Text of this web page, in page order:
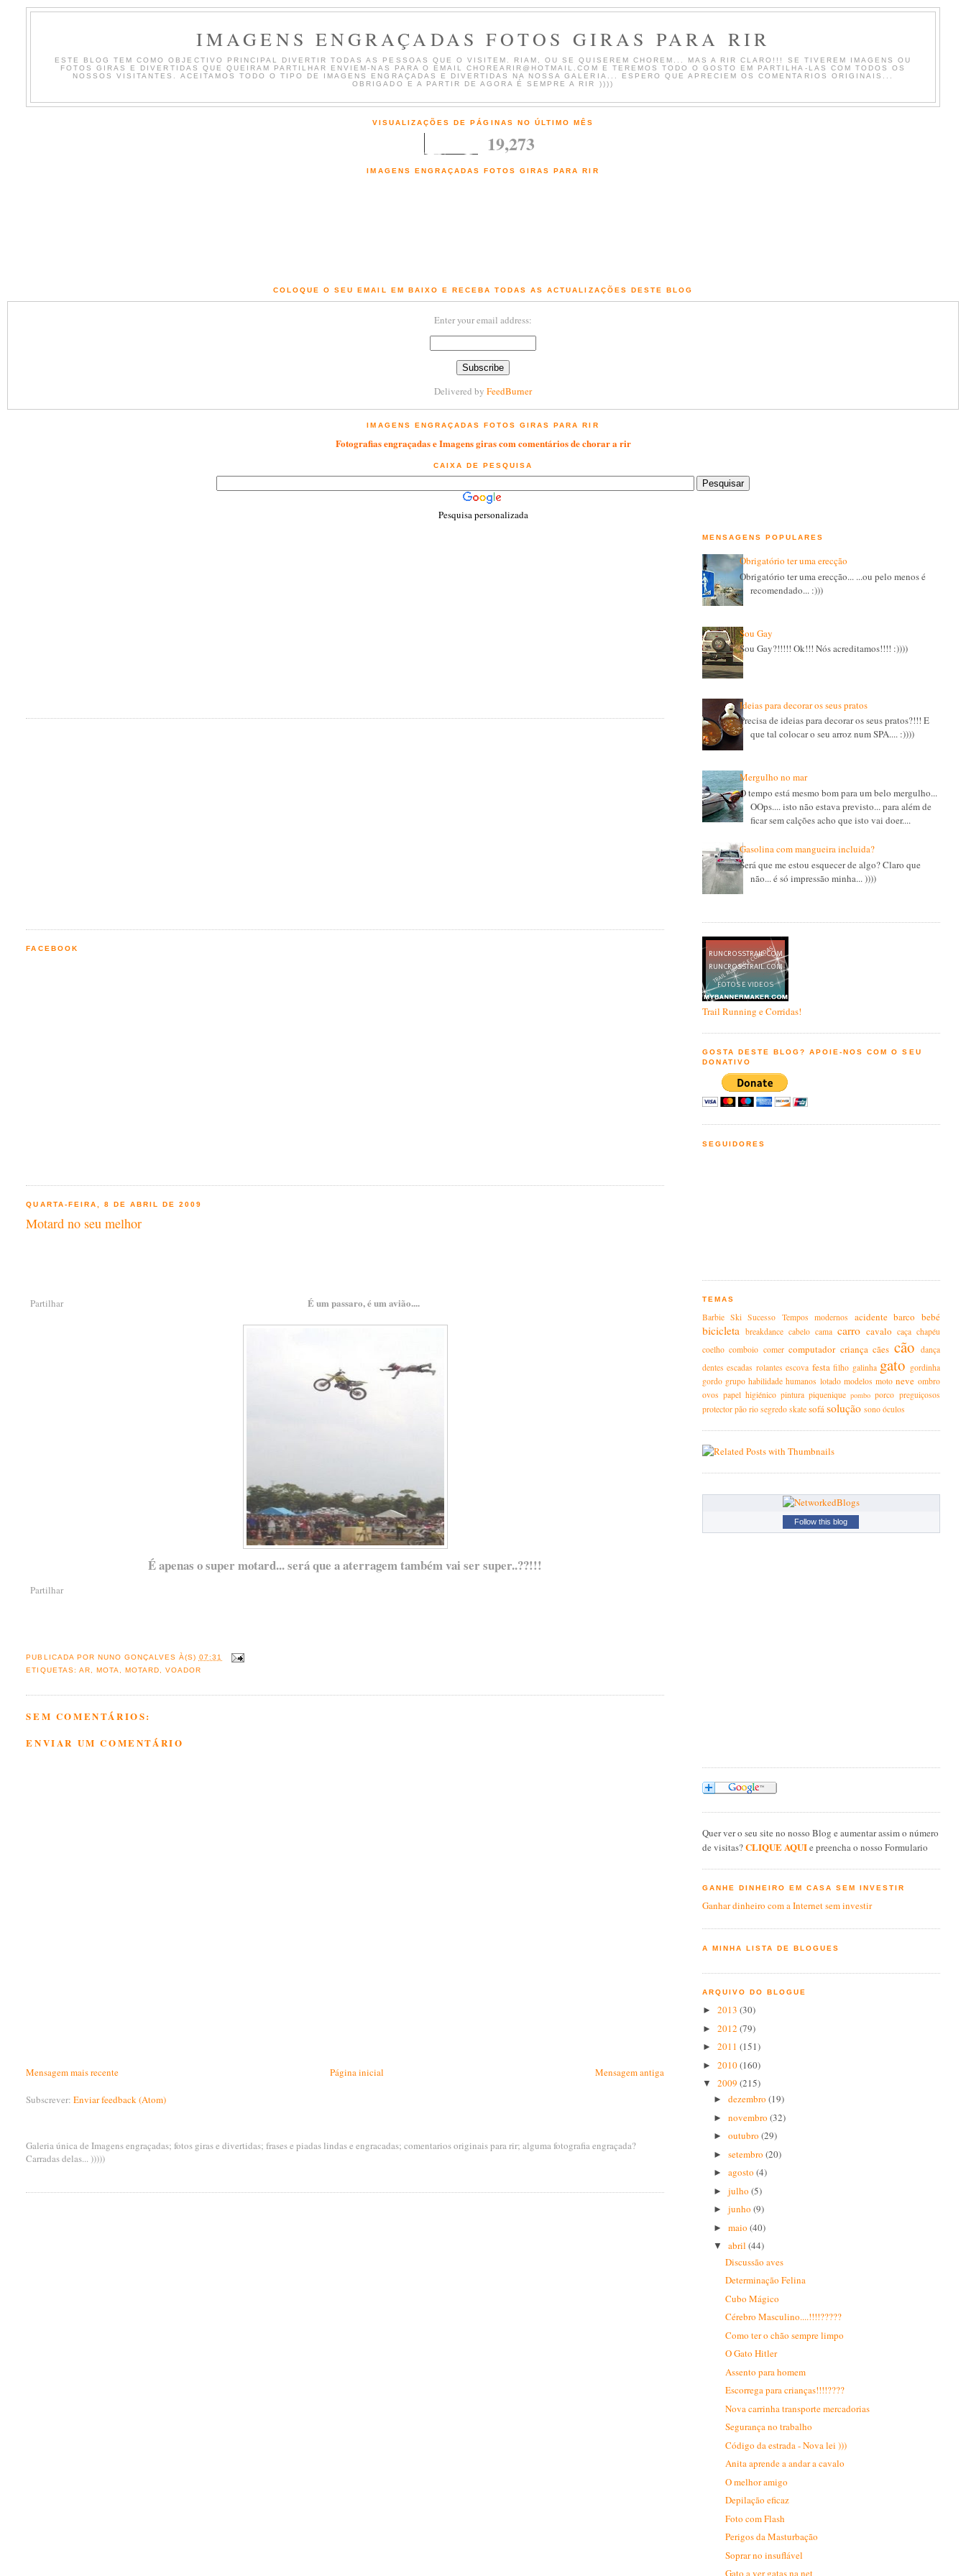
IMAGENS ENGRAÇADAS FOTOS GIRAS PARA RIR
ESTE BLOG TEM COMO OBJECTIVO PRINCIPAL DIVERTIR TODAS AS PESSOAS QUE O VISITEM. RIAM, OU SE QUISEREM CHOREM... MAS A RIR CLARO!!! SE TIVEREM IMAGENS OU
FOTOS GIRAS E DIVERTIDAS QUE QUEIRAM PARTILHAR ENVIEM-NAS PARA O EMAIL CHOREARIR@HOTMAIL.COM E TEREMOS TODO O GOSTO EM PARTILHA-LAS COM TODOS OS
NOSSOS VISITANTES. ACEITAMOS TODO O TIPO DE IMAGENS ENGRAÇADAS E DIVERTIDAS NA NOSSA GALERIA... ESPERO QUE APRECIEM OS COMENTARIOS ORIGINAIS...
OBRIGADO E A PARTIR DE AGORA É SEMPRE A RIR ))))
VISUALIZAÇÕES DE PÁGINAS NO ÚLTIMO MÊS
19,273
IMAGENS ENGRAÇADAS FOTOS GIRAS PARA RIR
COLOQUE O SEU EMAIL EM BAIXO E RECEBA TODAS AS ACTUALIZAÇÕES DESTE BLOG
Enter your email address:
Delivered by FeedBurner
IMAGENS ENGRAÇADAS FOTOS GIRAS PARA RIR
Fotografias engraçadas e Imagens giras com comentários de chorar a rir
CAIXA DE PESQUISA
Pesquisa personalizada
FACEBOOK
QUARTA-FEIRA, 8 DE ABRIL DE 2009
Motard no seu melhor
Partilhar É um passaro, é um avião....
É apenas o super motard... será que a aterragem também vai ser super..??!!!
Partilhar
PUBLICADA POR NUNO GONÇALVES À(S) 07:31
ETIQUETAS: AR, MOTA, MOTARD, VOADOR
SEM COMENTÁRIOS:
ENVIAR UM COMENTÁRIO
Mensagem mais recente Mensagem antiga
Página inicial
Subscrever:Enviar feedback (Atom)
Galeria única de Imagens engraçadas; fotos giras e divertidas; frases e piadas lindas e engracadas; comentarios originais para rir; alguma fotografia engraçada?
Carradas delas... )))))
MENSAGENS POPULARES
Obrigatório ter uma erecção
Obrigatório ter uma erecção... ...ou pelo menos é
recomendado... :)))
Sou Gay
Sou Gay?!!!!! Ok!!! Nós acreditamos!!!! :))))
Ideias para decorar os seus pratos
Precisa de ideias para decorar os seus pratos?!!! E
que tal colocar o seu arroz num SPA.... :))))
Mergulho no mar
O tempo está mesmo bom para um belo mergulho...
OOps.... isto não estava previsto... para além de
ficar sem calções acho que isto vai doer....
Gasolina com mangueira incluida?
Será que me estou esquecer de algo? Claro que
não... é só impressão minha... ))))
Trail Running e Corridas!
GOSTA DESTE BLOG? APOIE-NOS COM O SEU
DONATIVO
SEGUIDORES
TEMAS
Barbie Ski Sucesso Tempos modernos acidente barco bebé
bicicleta breakdance cabelo cama carro cavalo caça chapéu
coelho comboio comer computador criança cães cão dança
dentes escadas rolantes escova festa filho galinha gato gordinha
gordo grupo habilidade humanos lotado modelos moto neve ombro
ovos papel higiénico pintura piquenique pombo porco preguiçosos
protector pão rio segredo skate sofásolução sono óculos
Follow this blog
Quer ver o seu site no nosso Blog e aumentar assim o número
de visitas?CLIQUE AQUIe preencha o nosso Formulario
GANHE DINHEIRO EM CASA SEM INVESTIR
Ganhar dinheiro com a Internet sem investir
A MINHA LISTA DE BLOGUES
ARQUIVO DO BLOGUE
► 2013 (30)
► 2012 (79)
► 2011 (151)
► 2010(160)
▼ 2009 (215)
►dezembro(19)
►novembro(32)
►outubro(29)
►setembro(20)
►agosto(4)
►julho(5)
►junho(9)
►maio(40)
▼abril(44)
Discussão aves
Determinação Felina
Cubo Mágico
Cérebro Masculino....!!!!?????
Como ter o chão sempre limpo
O Gato Hitler
Assento para homem
Escorrega para crianças!!!!????
Nova carrinha transporte mercadorias
Segurança no trabalho
Código da estrada - Nova lei )))
Anita aprende a andar a cavalo
O melhor amigo
Depilação eficaz
Foto com Flash
Perigos da Masturbação
Soprar no insuflável
Gato a ver gatas na net